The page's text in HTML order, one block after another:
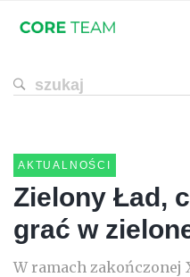
AKTUALNOŚCI
Zielony Ład,
grać w
W ramach zakończonej